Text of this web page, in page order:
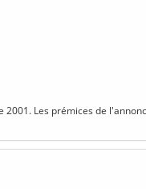
2001. Les prémices de